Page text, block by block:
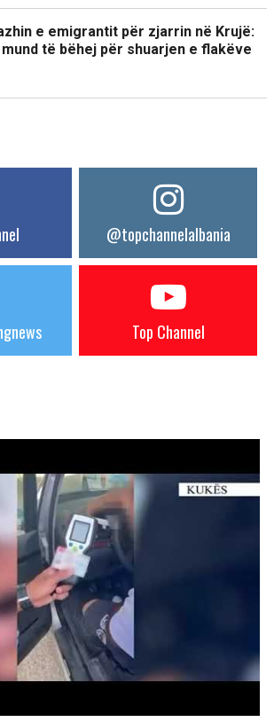
e emigrantit për zjarrin në Krujë:
të bëhej për shuarjen e flakëve
@topchannelalbania
Top Channel